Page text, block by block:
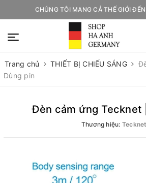
CHÚNG TÔI MANG CẢ THẾ GIỚI
Trang chủ THIẾT BỊ CHIẾU SÁNG
Dùng pin
Đèn cảm ứng Tecknet
Thương hiệu: Tecknet